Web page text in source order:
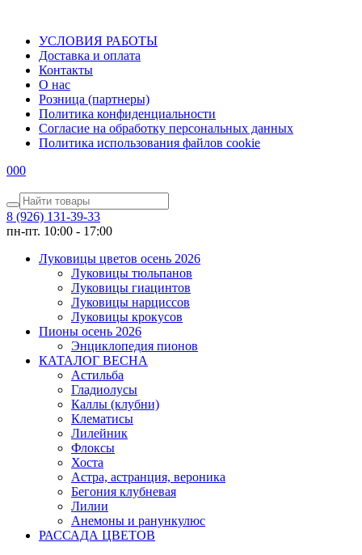
УСЛОВИЯ РАБОТЫ
Доставка и оплата
Контакты
О наc
Розница (партнеры)
Политика конфиденциальности
Согласие на обработку персональных данных
Политика использования файлов сookie
000
8 (926) 131-39-33
пн-пт. 10:00 - 17:00
Луковицы цветов осень 2026
Луковицы тюльпанов
Луковицы гиацинтов
Луковицы нарциссов
Луковицы крокусов
Пионы осень 2026
Энциклопедия пионов
КАТАЛОГ ВЕСНА
Астильба
Гладиолусы
Каллы (клубни)
Клематисы
Лилейник
Флоксы
Хоста
Астра, астранция, вероника
Бегония клубневая
Лилии
Анемоны и ранункулюс
РАССАДА ЦВЕТОВ